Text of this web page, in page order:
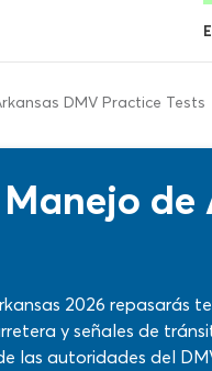
DMV Practice Tests
de
2026 repasarás
y señales de
las autoridades del